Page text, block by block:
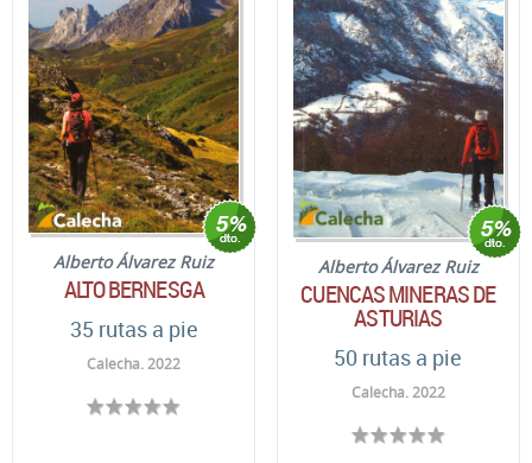
Alberto Álvarez Ruiz
ALTO BERNESGA
35 rutas a pie
Calecha. 2022
Alberto Álvarez Ruiz
CUENCAS MINERAS DE
ASTURIAS
50 rutas a pie
Calecha. 2022